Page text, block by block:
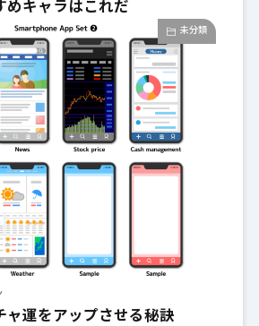
めキャラはこれだ
未分類
ャ運をアップさせる秘訣